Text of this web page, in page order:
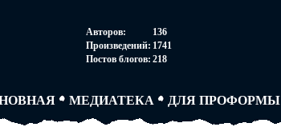
Авторов:
136
Произведений: 1741
Постов блогов: 218
МЕДИАТЕКА
ПАРТНЕРСТВО
ТВОРЧЕСКИЕ ГРУППЫ
ДЛЯ ПРОФОРМЫ
АВТОРСКОЕ ПРАВО